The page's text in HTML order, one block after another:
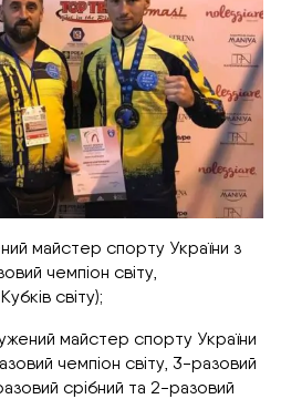
майстер спорту України з
чемпіон світу,
світу);
майстер спорту України
чемпіон світу, 3-разовий
срібний та 2-разовий